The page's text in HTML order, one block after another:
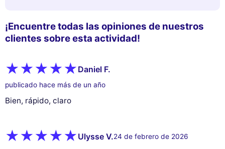
¡Encuentre todas las opiniones de nuestros
clientes sobre esta actividad!
Daniel F.
publicado hace más de un año
Bien, rápido, claro
Ulysse V.24 de febrero de 2026